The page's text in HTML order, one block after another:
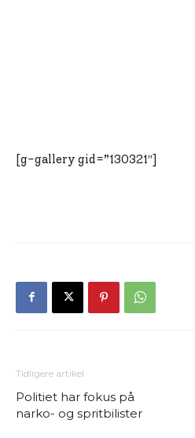
[g-gallery gid=”130321″]
Tidligere artikel
Politiet har fokus på
narko- og spritbilister